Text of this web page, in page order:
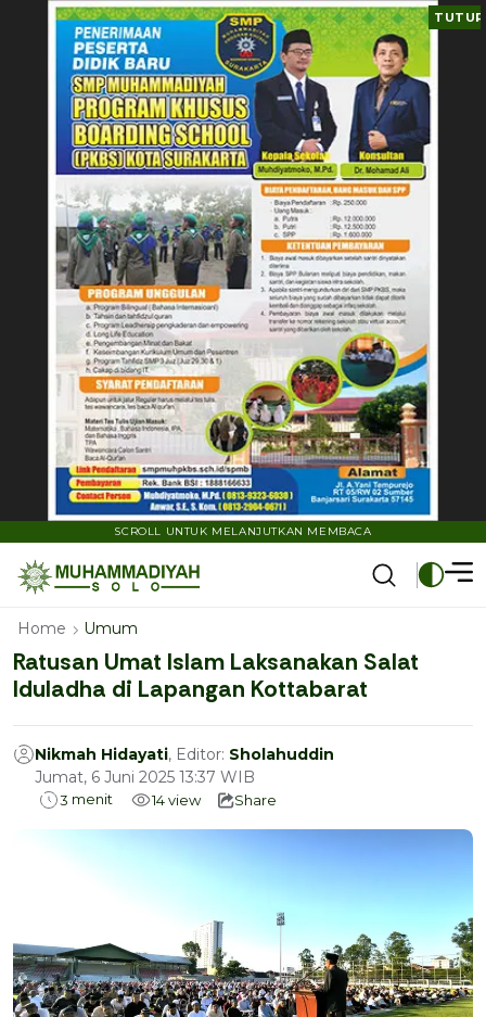
TUTUP
SCROLL UNTUK MELANJUTKAN MEMBACA
Home Umum
Ratusan Umat Islam Laksanakan Salat
Iduladha di Lapangan Kottabarat
Nikmah Hidayati, Editor: Sholahuddin
Jumat, 6 Juni 2025 13:37 WIB
3 menit 14view Share